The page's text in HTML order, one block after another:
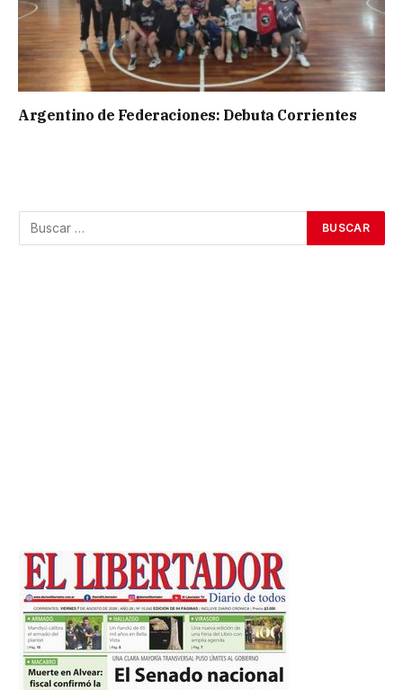
Argentino de Federaciones: Debuta Corrientes